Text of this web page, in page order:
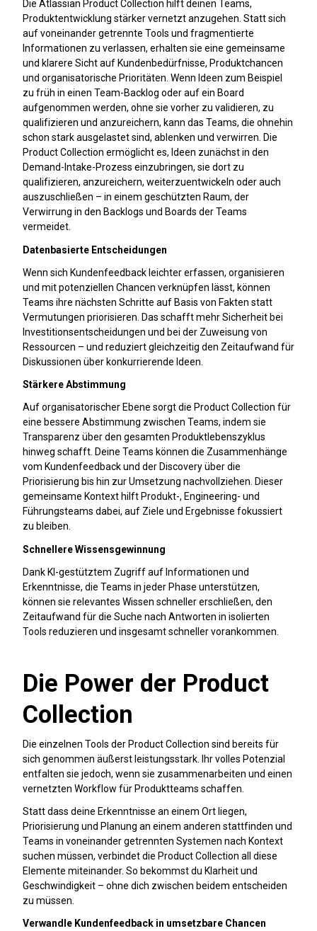
Die Atlassian Product Collection hilft deinen Teams,
Produktentwicklung stärker vernetzt anzugehen. Statt sich
auf voneinander getrennte Tools und fragmentierte
Informationen zu verlassen, erhalten sie eine gemeinsame
und klarere Sicht auf Kundenbedürfnisse, Produktchancen
und organisatorische Prioritäten. Wenn Ideen zum Beispiel
zu früh in einen Team-Backlog oder auf ein Board
aufgenommen werden, ohne sie vorher zu validieren, zu
qualifizieren und anzureichern, kann das Teams, die ohnehin
schon stark ausgelastet sind, ablenken und verwirren. Die
Product Collection ermöglicht es, Ideen zunächst in den
Demand-Intake-Prozess einzubringen, sie dort zu
qualifizieren, anzureichern, weiterzuentwickeln oder auch
auszuschließen – in einem geschützten Raum, der
Verwirrung in den Backlogs und Boards der Teams
vermeidet.
Datenbasierte Entscheidungen
Wenn sich Kundenfeedback leichter erfassen, organisieren
und mit potenziellen Chancen verknüpfen lässt, können
Teams ihre nächsten Schritte auf Basis von Fakten statt
Vermutungen priorisieren. Das schafft mehr Sicherheit bei
Investitionsentscheidungen und bei der Zuweisung von
Ressourcen – und reduziert gleichzeitig den Zeitaufwand für
Diskussionen über konkurrierende Ideen.
Stärkere Abstimmung
Auf organisatorischer Ebene sorgt die Product Collection für
eine bessere Abstimmung zwischen Teams, indem sie
Transparenz über den gesamten Produktlebenszyklus
hinweg schafft. Deine Teams können die Zusammenhänge
vom Kundenfeedback und der Discovery über die
Priorisierung bis hin zur Umsetzung nachvollziehen. Dieser
gemeinsame Kontext hilft Produkt-, Engineering- und
Führungsteams dabei, auf Ziele und Ergebnisse fokussiert
zu bleiben.
Schnellere Wissensgewinnung
Dank KI-gestütztem Zugriff auf Informationen und
Erkenntnisse, die Teams in jeder Phase unterstützen,
können sie relevantes Wissen schneller erschließen, den
Zeitaufwand für die Suche nach Antworten in isolierten
Tools reduzieren und insgesamt schneller vorankommen.
Die Power der Product
Collection
Die einzelnen Tools der Product Collection sind bereits für
sich genommen äußerst leistungsstark. Ihr volles Potenzial
entfalten sie jedoch, wenn sie zusammenarbeiten und einen
vernetzten Workflow für Produktteams schaffen.
Statt dass deine Erkenntnisse an einem Ort liegen,
Priorisierung und Planung an einem anderen stattfinden und
Teams in voneinander getrennten Systemen nach Kontext
suchen müssen, verbindet die Product Collection all diese
Elemente miteinander. So bekommst du Klarheit und
Geschwindigkeit – ohne dich zwischen beidem entscheiden
zu müssen.
Verwandle Kundenfeedback in umsetzbare Chancen